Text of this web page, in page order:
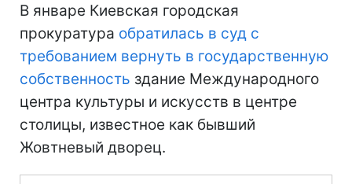
В январе Киевская городская
прокуратура обратилась в суд с
требованием вернуть в государственную
собственность здание Международного
центра культуры и искусств в центре
столицы, известное как бывший
Жовтневый дворец.